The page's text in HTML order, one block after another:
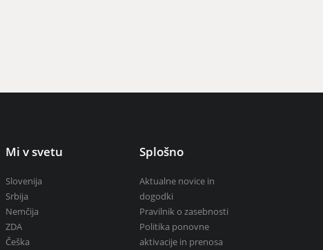
Mi v svetu
Slovenija
Srbija
Nemčija
ZDA
Češka
Splošno
Aktualne novice in
dogodki
Pravilnik o zasebnosti
Politika ponovne
aktivacije in prenosa